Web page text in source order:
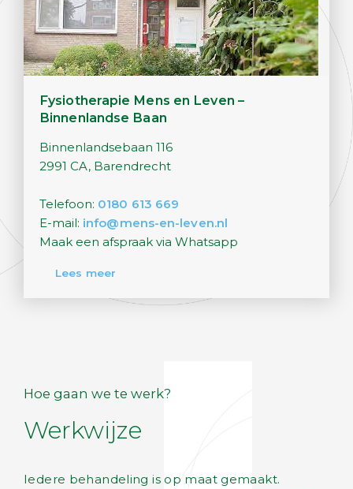
Fysiotherapie Mens en Leven –
Binnenlandse Baan
Binnenlandsebaan 116
2991 CA, Barendrecht
Telefoon: 0180 613 669
E-mail: info@mens-en-leven.nl
Maak een afspraak via Whatsapp
Lees meer
Hoe gaan we te werk?
Werkwijze
Iedere behandeling is op maat gemaakt.